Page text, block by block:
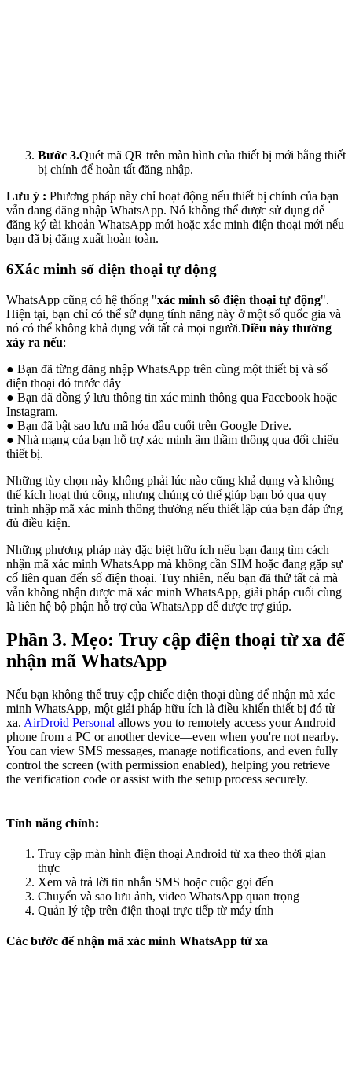
Bước 3.Quét mã QR trên màn hình của thiết bị mới bằng thiết
bị chính để hoàn tất đăng nhập.
Lưu ý : Phương pháp này chỉ hoạt động nếu thiết bị chính của bạn
vẫn đang đăng nhập WhatsApp. Nó không thể được sử dụng để
đăng ký tài khoản WhatsApp mới hoặc xác minh điện thoại mới nếu
bạn đã bị đăng xuất hoàn toàn.
6Xác minh số điện thoại tự động
WhatsApp cũng có hệ thống "xác minh số điện thoại tự động".
Hiện tại, bạn chỉ có thể sử dụng tính năng này ở một số quốc gia và
nó có thể không khả dụng với tất cả mọi người.Điều này thường
xảy ra nếu:
● Bạn đã từng đăng nhập WhatsApp trên cùng một thiết bị và số
điện thoại đó trước đây
● Bạn đã đồng ý lưu thông tin xác minh thông qua Facebook hoặc
Instagram.
● Bạn đã bật sao lưu mã hóa đầu cuối trên Google Drive.
● Nhà mạng của bạn hỗ trợ xác minh âm thầm thông qua đối chiếu
thiết bị.
Những tùy chọn này không phải lúc nào cũng khả dụng và không
thể kích hoạt thủ công, nhưng chúng có thể giúp bạn bỏ qua quy
trình nhập mã xác minh thông thường nếu thiết lập của bạn đáp ứng
đủ điều kiện.
Những phương pháp này đặc biệt hữu ích nếu bạn đang tìm cách
nhận mã xác minh WhatsApp mà không cần SIM hoặc đang gặp sự
cố liên quan đến số điện thoại. Tuy nhiên, nếu bạn đã thử tất cả mà
vẫn không nhận được mã xác minh WhatsApp, giải pháp cuối cùng
là liên hệ bộ phận hỗ trợ của WhatsApp để được trợ giúp.
Phần 3. Mẹo: Truy cập điện thoại từ xa để
nhận mã WhatsApp
Nếu bạn không thể truy cập chiếc điện thoại dùng để nhận mã xác
minh WhatsApp, một giải pháp hữu ích là điều khiển thiết bị đó từ
xa. AirDroid Personal allows you to remotely access your Android
phone from a PC or another device—even when you're not nearby.
You can view SMS messages, manage notifications, and even fully
control the screen (with permission enabled), helping you retrieve
the verification code or assist with the setup process securely.
Tính năng chính:
Truy cập màn hình điện thoại Android từ xa theo thời gian
thực
Xem và trả lời tin nhắn SMS hoặc cuộc gọi đến
Chuyển và sao lưu ảnh, video WhatsApp quan trọng
Quản lý tệp trên điện thoại trực tiếp từ máy tính
Các bước để nhận mã xác minh WhatsApp từ xa